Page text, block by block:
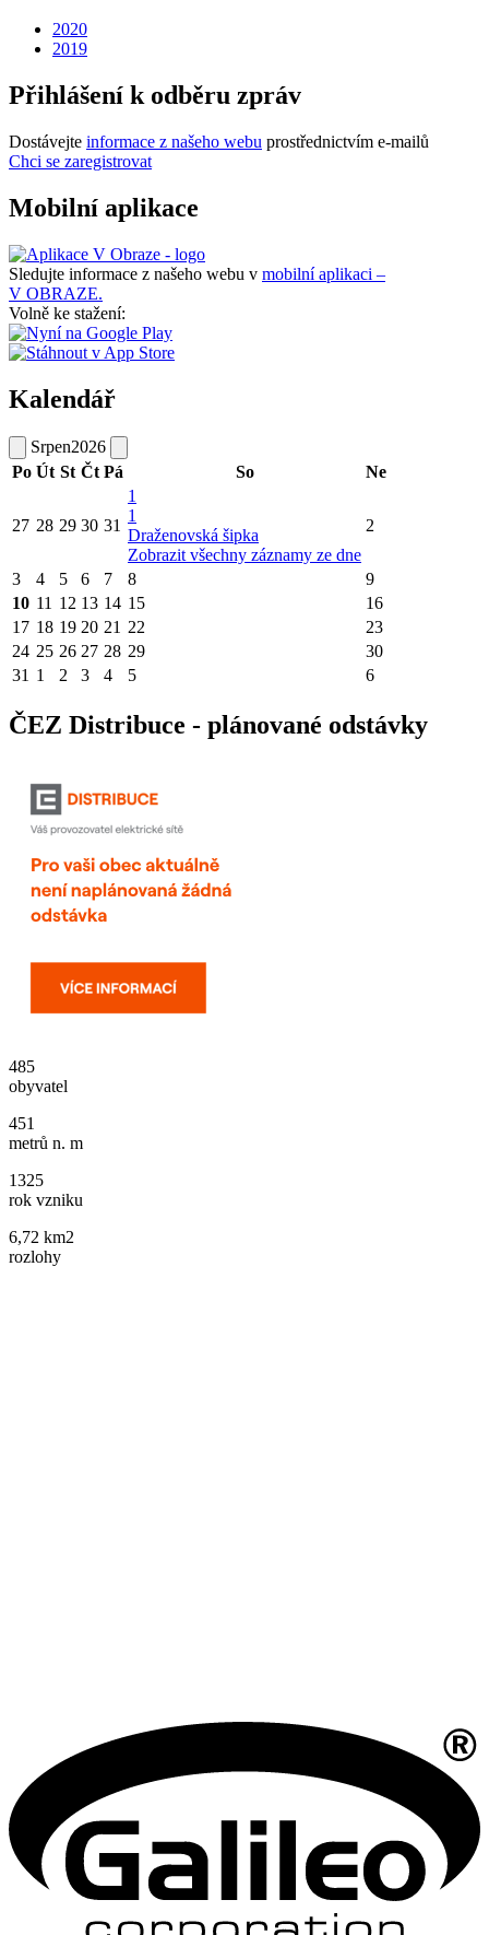
2020
2019
Přihlášení k odběru zpráv
Dostávejte informace z našeho webu prostřednictvím e-mailů
Chci se zaregistrovat
Mobilní aplikace
Sledujte informace z našeho webu v mobilní aplikaci –
V OBRAZE.
Volně ke stažení:
Kalendář
Srpen2026
Po Út St Čt Pá So Ne
27 28 29 30 31
1
1
Draženovská šipka
Zobrazit všechny záznamy ze dne
2
3 4 5 6 7 8
9
10 11 12 13 14 15
16
17 18 19 20 21 22
23
24 25 26 27 28 29
30
31 1 2 3 4 5 6
ČEZ Distribuce - plánované odstávky
485
obyvatel
451
metrů n. m
1325
rok vzniku
6,72 km2
rozlohy